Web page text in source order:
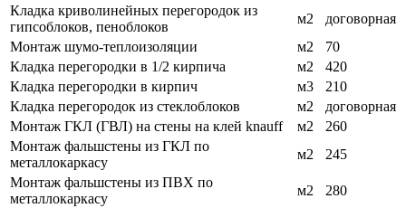
Кладка криволинейных перегородок из
гипсоблоков, пеноблоков
м2
договорная
Монтаж шумо-теплоизоляции
м2
70
Кладка перегородки в 1/2 кирпича
м2
420
Кладка перегородки в кирпич
м3
210
Кладка перегородок из стеклоблоков
м2
договорная
Монтаж ГКЛ (ГВЛ) на стены на клей knauff
м2
260
Монтаж фальшстены из ГКЛ по
металлокаркасу
м2
245
Монтаж фальшстены из ПВХ по
металлокаркасу
м2
280